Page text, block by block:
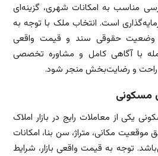
مناسب به امکانات شهری، گزینه‌ای
است. انتخاب ملک با توجه به
وضعیت حقوقی سند و قیمت واقعی
با آگاهی کامل و مشاوره تخصصی
راحت و رضایت‌بخش منجر شود.
مسکونی
یکی از معاملات رایج در بازار املاک
مکانی، متراژ، سن بنا، امکانات
توجه به قیمت واقعی بازار، شرایط